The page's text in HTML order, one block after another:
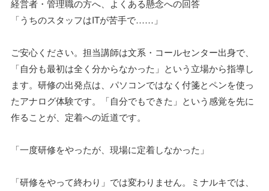
経営者・管理職の方へ、よくある懸念への回答
「うちのスタッフはITが苦手で……」
ご安心ください。担当講師は文系・コールセンター出身で、
「自分も最初は全く分からなかった」という立場から指導し
ます。研修の出発点は、パソコンではなく付箋とペンを使っ
たアナログ体験です。「自分でもできた」という感覚を先に
作ることが、定着への近道です。
「一度研修をやったが、現場に定着しなかった」
「研修をやって終わり」では変わりません。ミナルキでは、